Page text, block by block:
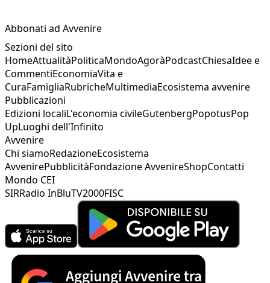
Abbonati ad Avvenire
Sezioni del sito
HomeAttualitàPoliticaMondoAgoràPodcastChiesaIdee e
CommentiEconomiaVita e
CuraFamigliaRubricheMultimediaEcosistema avvenire
Pubblicazioni
Edizioni localiL'economia civileGutenbergPopotusPop
UpLuoghi dell'Infinito
Avvenire
Chi siamoRedazioneEcosistema
AvvenirePubblicitàFondazione AvvenireShopContatti
Mondo CEI
SIRRadio InBluTV2000FISC